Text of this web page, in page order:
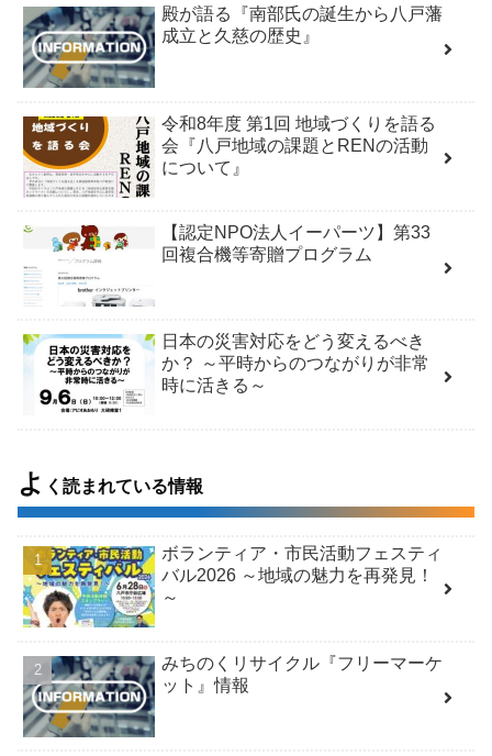
殿が語る『南部氏の誕生から八戸藩
成立と久慈の歴史』
令和8年度 第1回 地域づくりを語る
会『八戸地域の課題とRENの活動
について』
【認定NPO法人イーパーツ】第33
回複合機等寄贈プログラム
日本の災害対応をどう変えるべき
か？ ～平時からのつながりが非常
時に活きる～
よ く読まれている情報
ボランティア・市民活動フェスティ
バル2026 ～地域の魅力を再発見！
～
みちのくリサイクル『フリーマーケ
ット』情報